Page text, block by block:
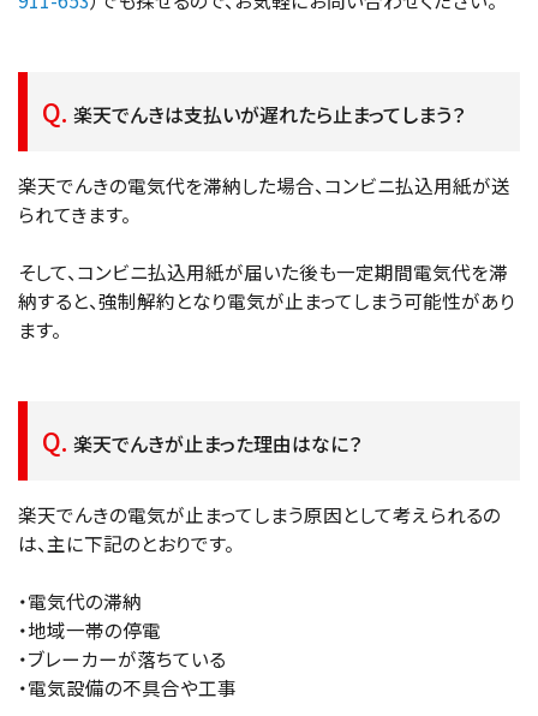
楽天でんきは支払いが遅れたら止まってしまう？
楽天でんきの電気代を滞納した場合、コンビニ払込用紙が送
られてきます。
そして、コンビニ払込用紙が届いた後も一定期間電気代を滞
納すると、強制解約となり電気が止まってしまう可能性があり
ます。
楽天でんきが止まった理由はなに？
楽天でんきの電気が止まってしまう原因として考えられるの
は、主に下記のとおりです。
・電気代の滞納
・地域一帯の停電
・ブレーカーが落ちている
・電気設備の不具合や工事